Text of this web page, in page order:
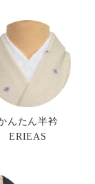
んたん半衿
ERIEAS